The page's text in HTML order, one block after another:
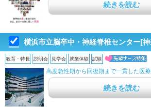
続きを読む
横浜市立脳卒中・神経脊椎センター[
教育・特長 説明会 見学会 就業体験 試験
高度急性期から回復期まで一貫した医
続きを読む